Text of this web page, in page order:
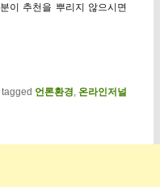
이 추천을 뿌리지 않으시면
언론환경,온라인저널